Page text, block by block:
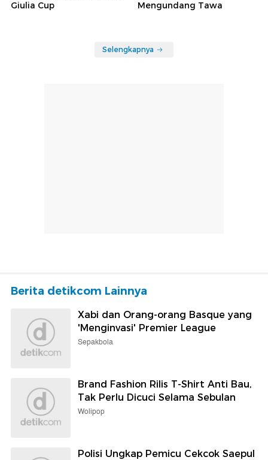
Giulia Cup
Mengundang Tawa
Selengkapnya
Berita detikcom Lainnya
Xabi dan Orang-orang Basque yang
'Menginvasi' Premier League
Sepakbola
Brand Fashion Rilis T-Shirt Anti Bau,
Tak Perlu Dicuci Selama Sebulan
Wolipop
Polisi Ungkap Pemicu Cekcok Saepul